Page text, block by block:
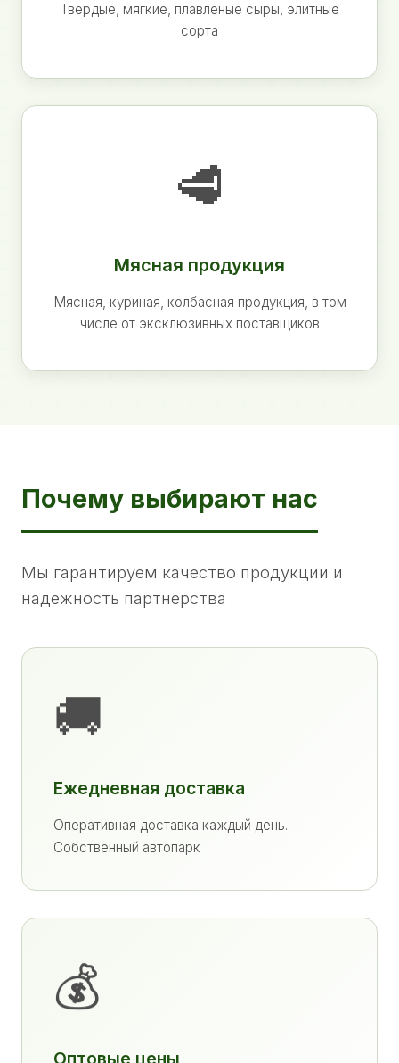
Твердые, мягкие, плавленые сыры, элитные
сорта
🥩
Мясная продукция
Мясная, куриная, колбасная продукция, в том
числе от эксклюзивных поставщиков
Почему выбирают нас
Мы гарантируем качество продукции и
надежность партнерства
🚚
Ежедневная доставка
Оперативная доставка каждый день.
Собственный автопарк
💰
Оптовые цены